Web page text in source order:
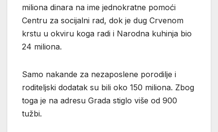
miliona dinara na ime jednokratne pomoći
Centru za socijalni rad, dok je dug Crvenom
krstu u okviru koga radi i Narodna kuhinja bio
24 miliona.
Samo nakande za nezaposlene porodilje i
roditeljski dodatak su bili oko 150 miliona. Zbog
toga je na adresu Grada stiglo više od 900
tužbi.